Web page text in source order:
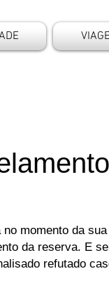
momento da
da reserva. E
refutado